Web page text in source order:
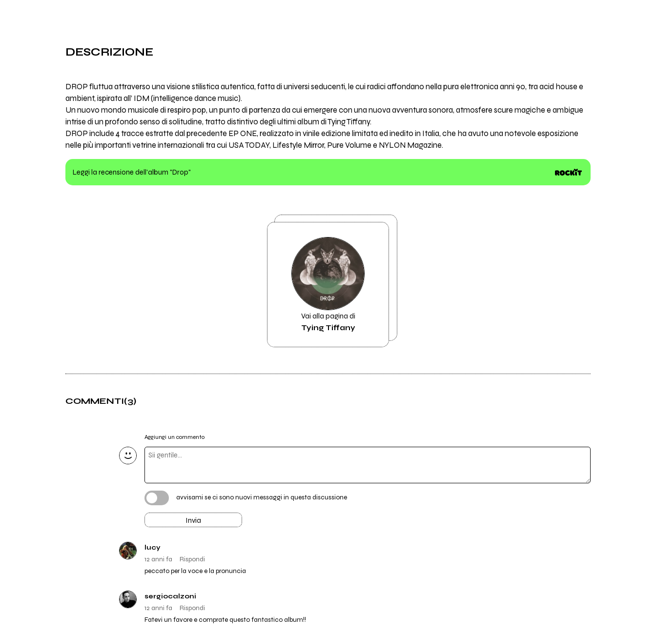
DESCRIZIONE
DROP fluttua attraverso una visione stilistica autentica, fatta di universi seducenti, le cui radici affondano nella pura elettronica anni 90, tra acid house e
ambient, ispirata all’ IDM (intelligence dance music).
Un nuovo mondo musicale di respiro pop, un punto di partenza da cui emergere con una nuova avventura sonora, atmosfere scure magiche e ambigue
intrise di un profondo senso di solitudine, tratto distintivo degli ultimi album di Tying Tiffany.
DROP include 4 tracce estratte dal precedente EP ONE, realizzato in vinile edizione limitata ed inedito in Italia, che ha avuto una notevole esposizione
nelle più importanti vetrine internazionali tra cui USA TODAY, Lifestyle Mirror, Pure Volume e NYLON Magazine.
Leggi la recensione dell'album "Drop"
Vai alla pagina di
Tying Tiffany
COMMENTI(3)
Aggiungi un commento
avvisami se ci sono nuovi messaggi in questa discussione
Invia
lucy
12 anni fa
Rispondi
peccato per la voce e la pronuncia
sergiocalzoni
12 anni fa
Rispondi
Fatevi un favore e comprate questo fantastico album!!